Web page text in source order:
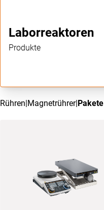
Laborreaktoren
Produkte
Rühren|Magnetrührer|Pakete